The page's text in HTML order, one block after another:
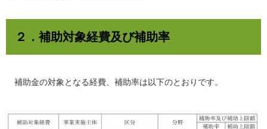
２．補助対象経費及び補助率
補助金の対象となる経費、補助率は以下のとおりです。